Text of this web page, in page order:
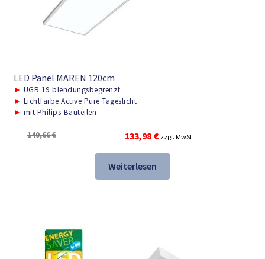
LED Panel MAREN 120cm
► UGR 19 blendungsbegrenzt
► Lichtfarbe Active Pure Tageslicht
► mit Philips-Bauteilen
149,66€
Ursprünglicher
war:
149,66 €
133,98 €Aktueller
133,98 €.
zzgl. MwSt.
Weiterlesen